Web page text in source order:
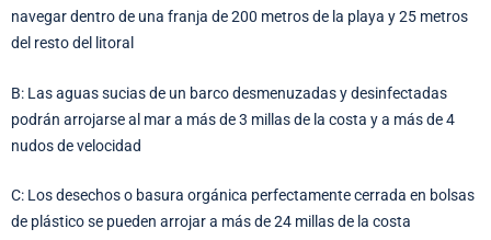
navegar dentro de una franja de 200 metros de la playa y 25 metros
del resto del litoral
B: Las aguas sucias de un barco desmenuzadas y desinfectadas
podrán arrojarse al mar a más de 3 millas de la costa y a más de 4
nudos de velocidad
C: Los desechos o basura orgánica perfectamente cerrada en bolsas
de plástico se pueden arrojar a más de 24 millas de la costa